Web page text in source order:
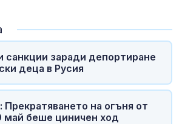
санкции заради депортиране
деца в Русия
Прекратяването на огъня от
май беше циничен ход